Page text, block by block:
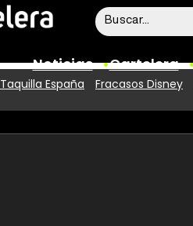
Noticias Cartelera
Taquilla
Taquilla España Fracasos Disney